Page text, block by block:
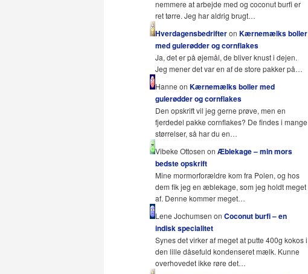
nemmere at arbejde med og coconut burfi er
ret tørre. Jeg har aldrig brugt…
Hverdagensbedrifteron Kærnemælks boller
med gulerødder og cornflakes
Ja, det er på øjemål, de bliver knust i dejen.
Jeg mener det var en af de store pakker på…
Hanne on Kærnemælks boller med
gulerødder og cornflakes
Den opskrift vil jeg gerne prøve, men en
fjerdedel pakke cornflakes? De findes i mange
størrelser, så har du en…
Vibeke Ottosen on Æblekage – min mors
bedste opskrift
Mine mormorforældre kom fra Polen, og hos
dem fik jeg en æblekage, som jeg holdt meget
af. Denne kommer meget…
Lene Jochumsen on Coconut burfi – en
indisk specialitet
Synes det virker af meget at putte 400g kokos i
den lille dåsefuld kondenseret mælk. Kunne
overhovedet ikke røre det…